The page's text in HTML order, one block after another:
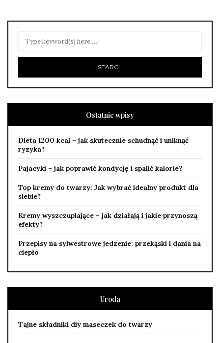
Ostatnie wpisy
Dieta 1200 kcal – jak skutecznie schudnąć i uniknąć
ryzyka?
Pajacyki – jak poprawić kondycję i spalić kalorie?
Top kremy do twarzy: Jak wybrać idealny produkt dla
siebie?
Kremy wyszczuplające – jak działają i jakie przynoszą
efekty?
Przepisy na sylwestrowe jedzenie: przekąski i dania na
ciepło
Uroda
Tajne składniki diy maseczek do twarzy